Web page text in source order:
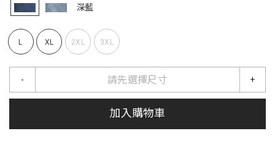
深藍
L XL 2XL 3XL
請先選擇尺寸
- +
加入購物車